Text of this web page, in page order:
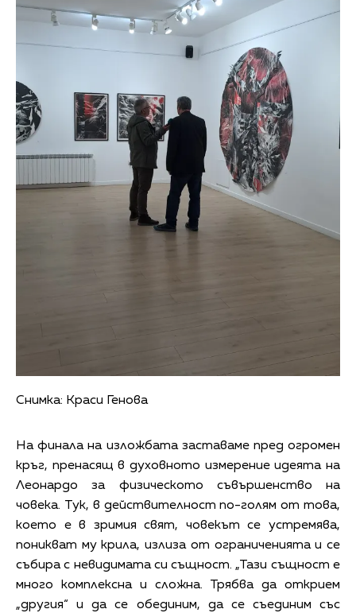
Снимка: Краси Генова
На финала на изложбата заставаме пред огромен
кръг, пренасящ в духовното измерение идеята на
Леонардо за физическото съвършенство на
човека. Тук, в действителност по-голям от това,
което е в зримия свят, човекът се устремява,
поникват му крила, излиза от ограниченията и се
събира с невидимата си същност. „Тази същност е
много комплексна и сложна. Трябва да открием
„другия“ и да се обединим, да се съединим със